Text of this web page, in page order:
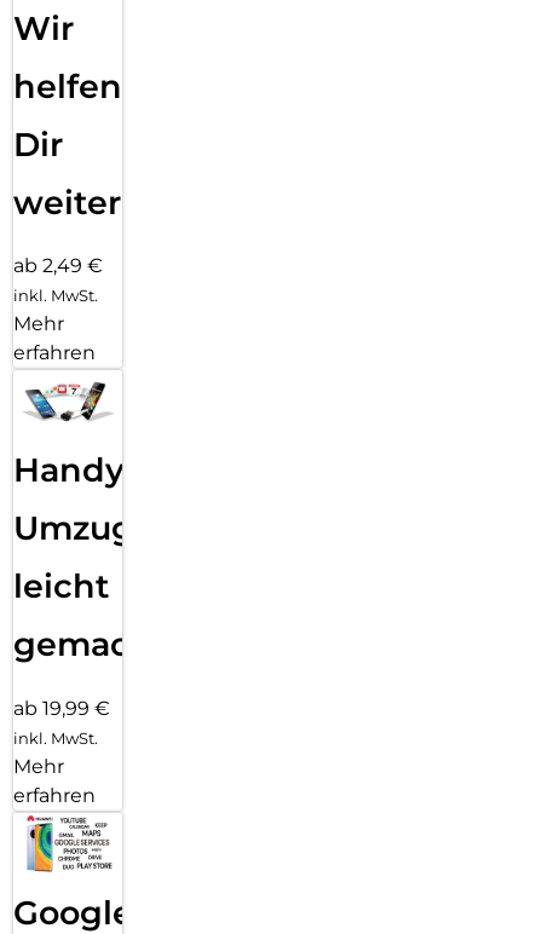
Wir
helfen
Dir
weiter
ab 2,49 €
inkl. MwSt.
Mehr
erfahren
Handy
Umzug
leicht
gemacht!
ab 19,99 €
inkl. MwSt.
Mehr
erfahren
Google